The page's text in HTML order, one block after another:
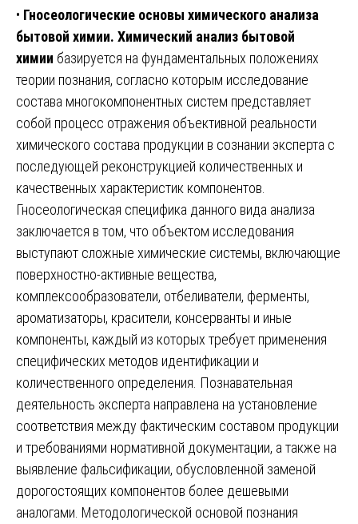
• Гносеологические основы химического анализа
бытовой химии. Химический анализ бытовой
химии базируется на фундаментальных положениях
теории познания, согласно которым исследование
состава многокомпонентных систем представляет
собой процесс отражения объективной реальности
химического состава продукции в сознании эксперта с
последующей реконструкцией количественных и
качественных характеристик компонентов.
Гносеологическая специфика данного вида анализа
заключается в том, что объектом исследования
выступают сложные химические системы, включающие
поверхностно-активные вещества,
комплексообразователи, отбеливатели, ферменты,
ароматизаторы, красители, консерванты и иные
компоненты, каждый из которых требует применения
специфических методов идентификации и
количественного определения. Познавательная
деятельность эксперта направлена на установление
соответствия между фактическим составом продукции
и требованиями нормативной документации, а также на
выявление фальсификации, обусловленной заменой
дорогостоящих компонентов более дешевыми
аналогами. Методологической основой познания